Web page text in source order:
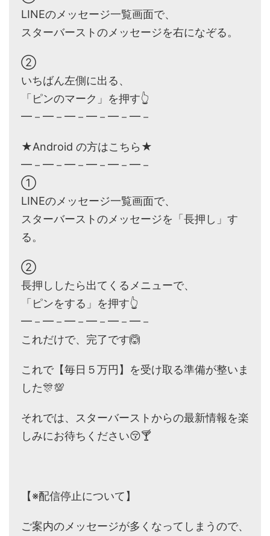
LINEのメッセージ一覧画面で、
スターバーストのメッセージを右になぞる。
②
いちばん左側に出る、
「ピンのマーク」を押す👆
━－━－━－━－━－━－
★Android の方はこちら★
━－━－━－━－━－━－
①
LINEのメッセージ一覧画面で、
スターバーストのメッセージを「長押し」す
る。
②
長押ししたら出てくるメニューで、
「ピンをする」を押す👆
━－━－━－━－━－━－
これだけで、完了です🙆
これで【毎日５万円】を受け取る準備が整いま
した🎊💯
それでは、スターバーストからの最新情報を楽
しみにお待ちください😚🍸
【※配信停止について】
ご案内のメッセージが多くなってしまうので、